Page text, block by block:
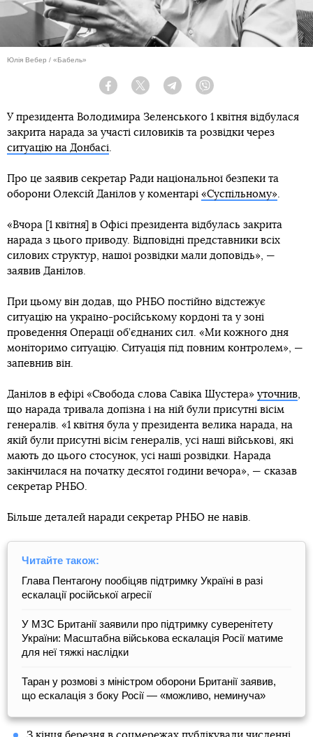
Юлія Вебер / «Бабель»
Facebook Twitter Telegram
У президента Володимира Зеленського 1 квітня відбулася
закрита нарада за участі силовиків та розвідки через
ситуацію на Донбасі
Про це заявив секретар Ради національної безпеки та
оборони Олексій Данілов у коментарі «Суспільному»
«Вчора [1 квітня] в Офісі президента відбулась закрита
нарада з цього приводу. Відповідні представники всіх
силових структур, нашої розвідки мали доповідь», —
заявив Данілов.
При цьому він додав, що РНБО постійно відстежує
ситуацію на україно-російському кордоні та у зоні
проведення Операції об’єднаних сил. «Ми кожного дня
моніторимо ситуацію. Ситуація під повним контролем», —
запевнив він.
Данілов в ефірі «Свобода слова Савіка Шустера» уточнив
що нарада тривала допізна і на ній були присутні вісім
генералів. «1 квітня була у президента велика нарада, на
якій були присутні вісім генералів, усі наші військові, які
мають до цього стосунок, усі наші розвідки. Нарада
закінчилася на початку десятої години вечора», — сказав
секретар РНБО.
Більше деталей наради секретар РНБО не навів.
Читайте також:
Глава Пентагону пообіцяв підтримку Україні в разі
ескалації російської агресії
У МЗС Британії заявили про підтримку суверенітету
України: Масштабна військова ескалація Росії матиме
для неї тяжкі наслідки
Таран у розмові з міністром оборони Британії заявив,
що ескалація з боку Росії — «можливо, неминуча»